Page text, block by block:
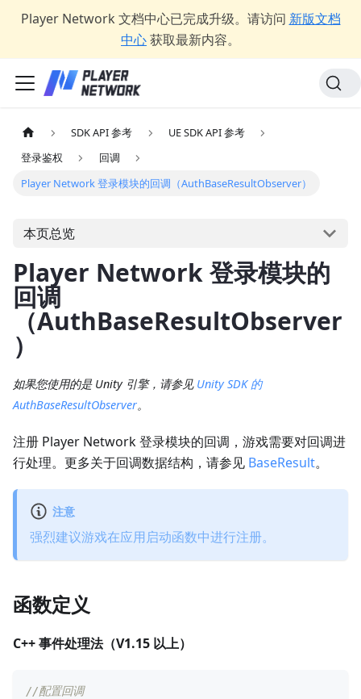
Player Network 文档中心已完成升级。请访问 新版文档
中心获取最新内容。
SDK API 参考
UE SDK API 参考
登录鉴权
回调
Player Network 登录模块的回调（AuthBaseResultObserver）
本页总览
Player Network 登录模块的
回调
（AuthBaseResultObserver
）
如果您使用的是 Unity 引擎，请参见 Unity SDK 的
AuthBaseResultObserver。
注册 Player Network 登录模块的回调，游戏需要对回调进
行处理。更多关于回调数据结构，请参见 BaseResult。
注意
强烈建议游戏在应用启动函数中进行注册。
函数定义
C++ 事件处理法（V1.15 以上）
//配置回调